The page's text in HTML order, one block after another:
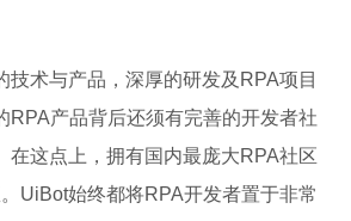
术与产品，深厚的研发及RPA项目
RPA产品背后还须有完善的开发者社
在这点上，拥有国内最庞大RPA社区
UiBot始终都将RPA开发者置于非常